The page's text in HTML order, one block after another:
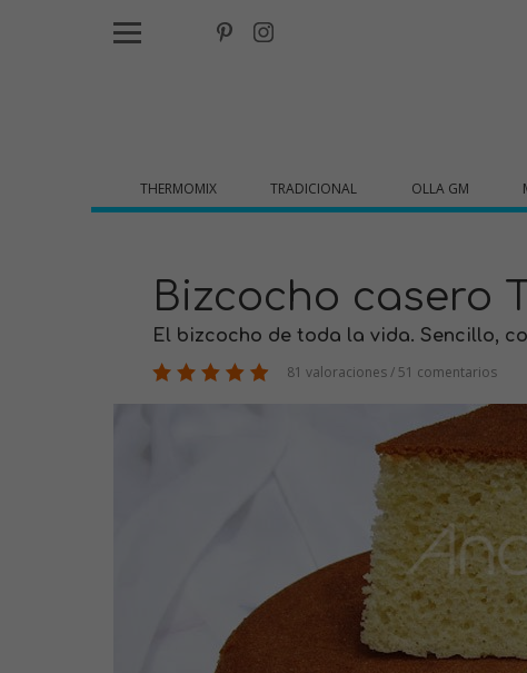
THERMOMIX TRADICIONAL OLLA GM
Bizcocho casero
El bizcocho de toda la vida. Sencillo,
81 valoraciones / 51 comentarios